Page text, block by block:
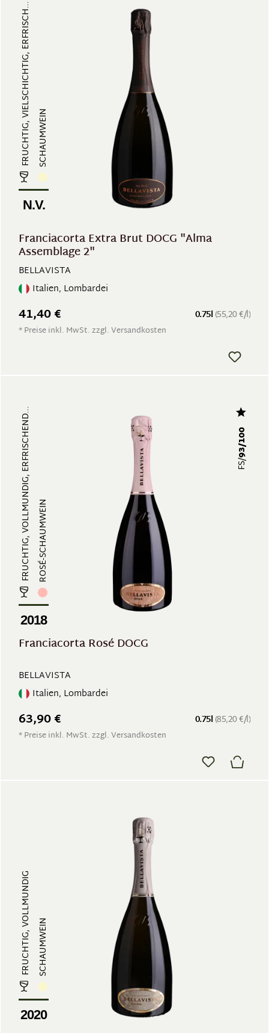
FRUCHTIG, VIELSCHICHTIG, ERFRISCH...SCHAUMWEIN
N.V.
Franciacorta Extra Brut DOCG "Alma
Assemblage 2"
BELLAVISTA
Italien, Lombardei
0.75l (55,20 €/l)
41,40 €
* Preise inkl. MwSt. zzgl. Versandkosten
FRUCHTIG, VOLLMUNDIG, ERFRISCHEND...ROSÉ-SCHAUMWEIN
2018
FS/
93/100
Franciacorta Rosé DOCG
BELLAVISTA
Italien, Lombardei
0.75l (85,20 €/l)
63,90 €
* Preise inkl. MwSt. zzgl. Versandkosten
FRUCHTIG, VOLLMUNDIGSCHAUMWEIN
2020